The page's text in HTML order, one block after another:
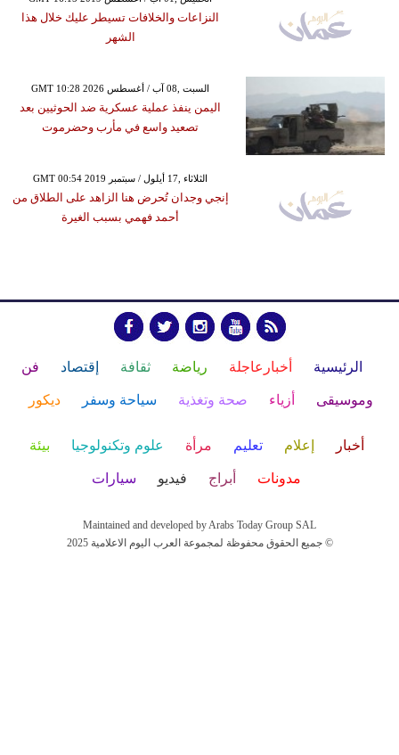
النزاعات والخلافات تسيطر عليك خلال هذا
الشهر
GMT 10:28 2026 السبت ,08 آب / أغسطس
اليمن ينفذ عملية عسكرية ضد الحوثيين بعد
تصعيد واسع في مأرب وحضرموت
GMT 00:54 2019 الثلاثاء ,17 أيلول / سبتمبر
إنجي وجدان تُحرض هنا الزاهد على الطلاق من
أحمد فهمي بسبب الغيرة
الرئيسية أخبارعاجلة رياضة ثقافة إقتصاد فن
وموسيقى أزياء صحة وتغذية سياحة وسفر ديكور
أخبار إعلام تعليم مرأة علوم وتكنولوجيا بيئة
مدونات أبراج فيديو سيارات
Maintained and developed by Arabs Today Group SAL
جميع الحقوق محفوظة لمجموعة العرب اليوم الاعلامية 2025 ©